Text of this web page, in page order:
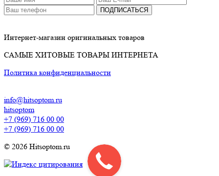
ПОДПИСАТЬСЯ
Интернет-магазин оригинальных товаров
САМЫЕ ХИТОВЫЕ ТОВАРЫ ИНТЕРНЕТА
Политика конфиденциальности
info@hitsoptom.ru
hitsoptom
+7 (969) 716 00 00
+7 (969) 716 00 00
© 2026 Hitsoptom.ru